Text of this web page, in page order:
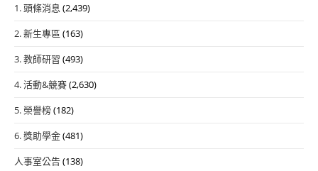
1. 頭條消息 (2,439)
2. 新生專區 (163)
3. 教師研習 (493)
4. 活動&競賽(2,630)
5. 榮譽榜(182)
6. 獎助學金(481)
人事室公告(138)